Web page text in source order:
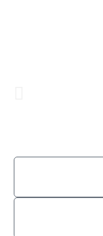
חלק
היתה לנו
שהגעת אליו
הליכות, ואדם